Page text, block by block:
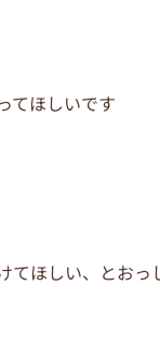
てほしいです
てほしい、とおっ